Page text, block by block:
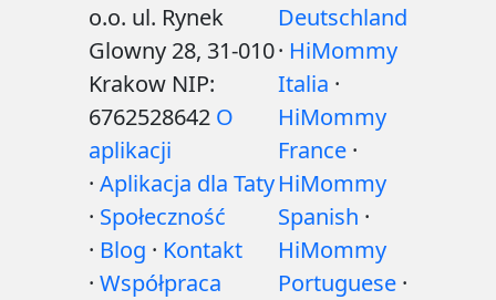
o.o. ul. Rynek
Glowny 28, 31-010
Krakow NIP:
6762528642 O
aplikacji
· Aplikacja dla Taty
· Społeczność
· Blog · Kontakt
· Współpraca
Deutschland
· HiMommy
Italia ·
HiMommy
France ·
HiMommy
Spanish ·
HiMommy
Portuguese ·